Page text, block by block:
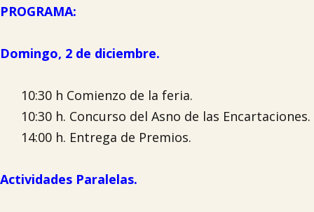

PROGRAMA:
Domingo, 2 de diciembre.
10:30 h Comienzo de la feria.
10:30 h. Concurso del Asno de las Encartaciones.
14:00 h. Entrega de Premios.
Actividades Paralelas.